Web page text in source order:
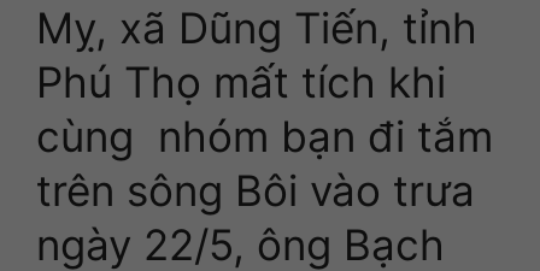
Mỵ, xã Dũng Tiến, tỉnh
Phú Thọ mất tích khi
cùng nhóm bạn đi tắm
trên sông Bôi vào trưa
ngày 22/5, ông Bạch